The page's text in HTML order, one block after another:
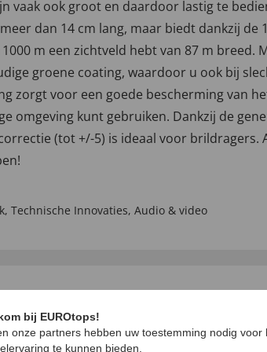
vaak ook groot en daardoor lastig te
dan 14 cm lang, maar biedt dankzij
m een zichtveld hebt van 87 m breed.
groene coating, waardoor u ook bij
zorgt voor een goede bescherming van
omgeving kunt gebruiken. Dankzij de
(tot +/-5) is ideaal voor brildragers.
, Technische Innovaties, Audio & video
AANBEVELINGEN VOOR U
NIEUW
bij EUROtops!
onze partners hebben uw toestemming nodig
te kunnen bieden.